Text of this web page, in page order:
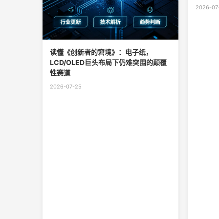
读懂《创新者的窘境》：电子纸，
LCD/OLED巨头布局下仍难突围的颠覆
性赛道
2026-07-25
2026-